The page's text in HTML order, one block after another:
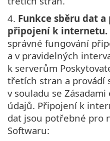
4. Funkce sběru dat a
připojení k internetu.
správné fungování
a v pravidelných
k serverům
třetích stran a provádí
v souladu se
údajů. Připojení k
dat jsou potřebné pro
Softwaru: